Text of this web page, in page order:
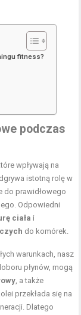
fitness?
podczas
wpływają na
istotną rolę w
do prawidłowego
Odpowiedni
ciała i
do komórek.
warunkach, nasz
płynów, mogą
, a także
przekłada się na
Dlatego